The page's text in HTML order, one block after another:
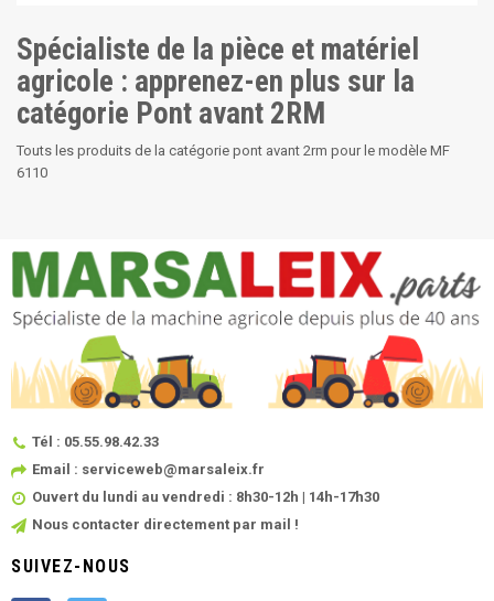
Spécialiste de la pièce et matériel
agricole : apprenez-en plus sur la
catégorie Pont avant 2RM
Touts les produits de la catégorie pont avant 2rm pour le modèle MF
6110
Tél : 05.55.98.42.33
Email : serviceweb@marsaleix.fr
Ouvert du lundi au vendredi : 8h30-12h | 14h-17h30
Nous contacter directement par mail !
SUIVEZ-NOUS